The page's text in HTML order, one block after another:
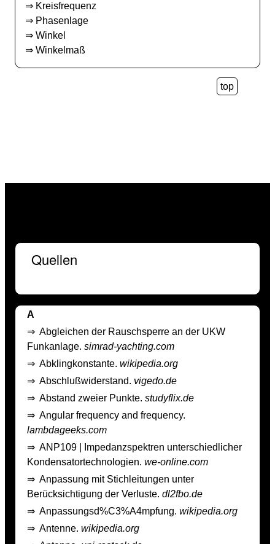
⇒ Kreisfrequenz
⇒ Phasenlage
⇒ Winkel
⇒ Winkelmaß
top
Quellen
A
⇒ Abgleichen der Rauschsperre an der UKW
Funkanlage. simrad-yachting.com
⇒ Abklingkonstante. wikipedia.org
⇒ Abschlußwiderstand. vigedo.de
⇒ Abstand zweier Punkte. studyflix.de
⇒ Angular frequency and frequency.
lambdageeks.com
⇒ ANP109 | Impedanzspektren unterschiedlicher
Kondensatortechnologien. we-online.com
⇒ Anpassung mit Stichleitungen unter
Berücksichtigung der Verluste. dl2fbo.de
⇒ Anpassungsd%C3%A4mpfung. wikipedia.org
⇒ Antenne. wikipedia.org